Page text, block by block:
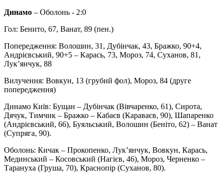
Динамо – Оболонь - 2:0
Гол: Бенито, 67, Ванат, 89 (пен.)
Попередження: Волошин, 31, Дубінчак, 43, Бражко, 90+4,
Андрієвський, 90+5 – Карась, 73, Мороз, 74, Суханов, 81,
Лук’янчук, 88
Вилучення: Вовкун, 13 (грубий фол), Мороз, 84 (друге
попередження)
Динамо Київ: Бущан – Дубінчак (Вівчаренко, 61), Сирота,
Дячук, Тимчик – Бражко – Кабаєв (Караваєв, 90), Шапаренко
(Андрієвський, 66), Буяльський, Волошин (Беніто, 62) – Ванат
(Супряга, 90).
Оболонь: Кичак – Прокопенко, Лук’янчук, Вовкун, Карась,
Мединський – Косовський (Нагієв, 46), Мороз, Черненко –
Тарануха (Груша, 70), Краснопір (Суханов, 80).